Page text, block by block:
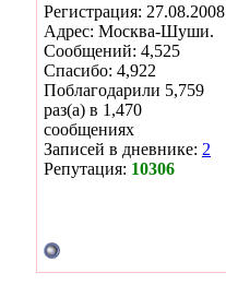
Регистрация: 27.08.2008
Адрес: Москва-Шуши.
Сообщений: 4,525
Спасибо: 4,922
Поблагодарили 5,759
раз(а) в 1,470
сообщениях
Записей в дневнике: 2
Репутация: 10306